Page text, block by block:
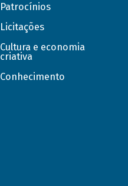
Patrocínios
Licitações
Cultura e economia
criativa
Conhecimento